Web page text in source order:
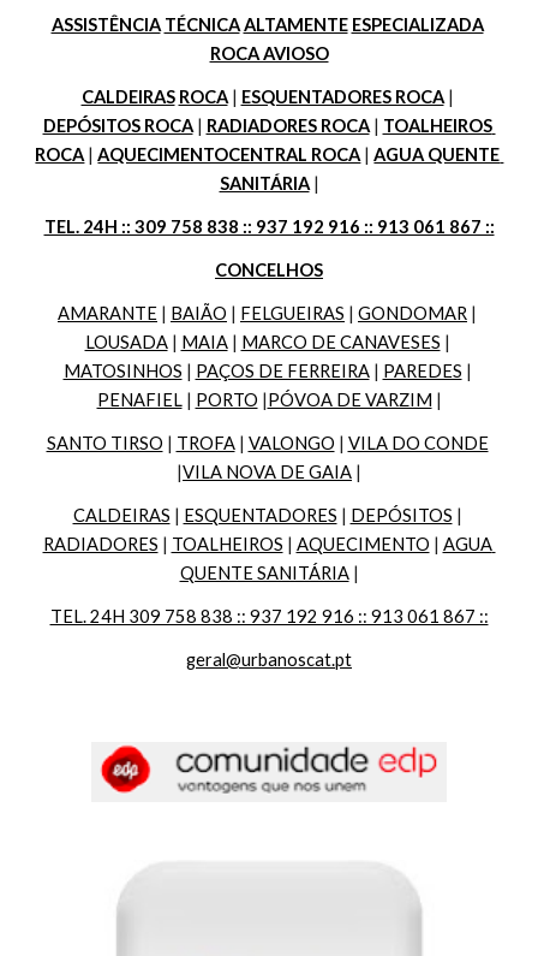
ASSISTÊNCIA TÉCNICA ALTAMENTE ESPECIALIZADA
ROCA AVIOSO
CALDEIRAS ROCA | ESQUENTADORES ROCA
DEPÓSITOS ROCA | RADIADORES ROCA | TOALHEIROS
ROCA | AQUECIMENTOCENTRAL ROCA | AGUA QUENTE
SANITÁRIA |
TEL. 24H :: 309 758 838 :: 937 192 916 :: 913 061 867 ::
CONCELHOS
AMARANTE | BAIÃO | FELGUEIRAS | GONDOMAR
LOUSADA | MAIA | MARCO DE CANAVESES
MATOSINHOS | PAÇOS DE FERREIRA | PAREDES
PENAFIEL | PORTO |PÓVOA DE VARZIM |
SANTO TIRSO | TROFA | VALONGO | VILA DO CONDE
|VILA NOVA DE GAIA |
CALDEIRAS | ESQUENTADORES | DEPÓSITOS
RADIADORES | TOALHEIROS | AQUECIMENTO | AGUA
QUENTE SANITÁRIA |
TEL. 24H 309 758 838 :: 937 192 916 :: 913 061 867 ::
geral@urbanoscat.pt